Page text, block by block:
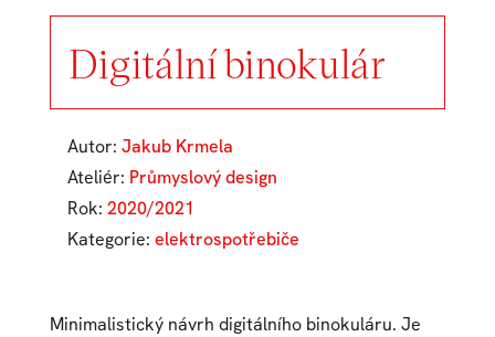
Digitální binokulár
Autor: Jakub Krmela
Ateliér: Průmyslový design
Rok: 2020/2021
Kategorie: elektrospotřebiče
Minimalistický návrh digitálního binokuláru. Je